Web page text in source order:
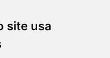
site usa